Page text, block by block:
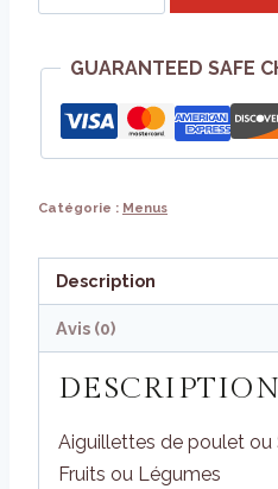
de
enfant
GUARANTEED SAFE
Catégorie : Menus
Description
Avis (0)
DESCRIPTION
Aiguillettes de poulet ou
Fruits ou Légumes